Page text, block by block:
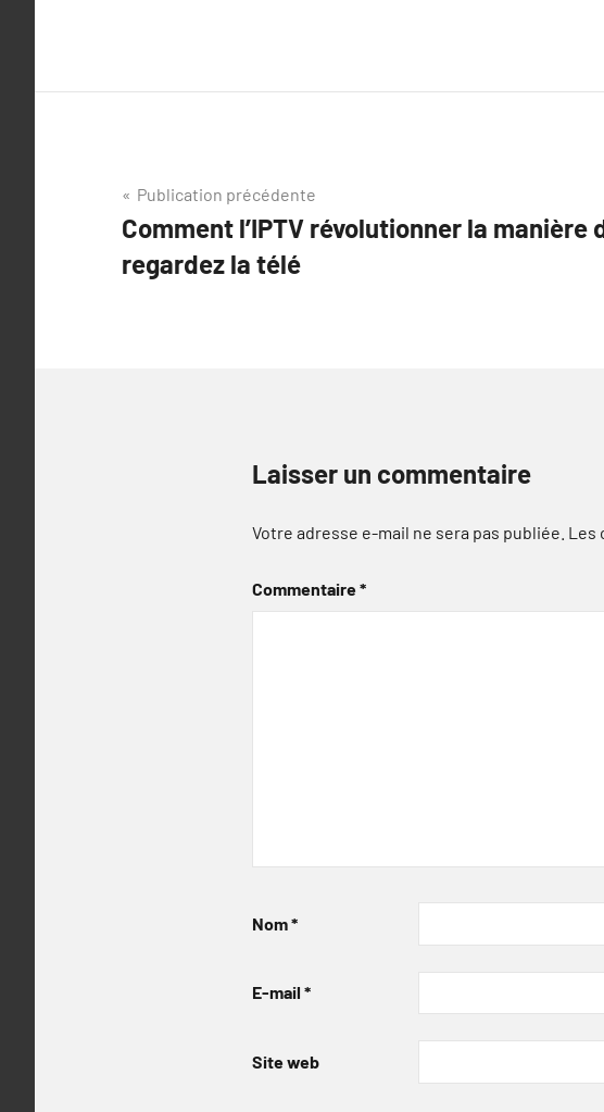
Navigation
de
l’article
Publication précédente
Comment l’IPTV révolutionner la manière
regardez la télé
Laisser un commentaire
Votre adresse e-mail ne sera pas publiée. Les
Commentaire*
Nom*
E-mail *
Site web